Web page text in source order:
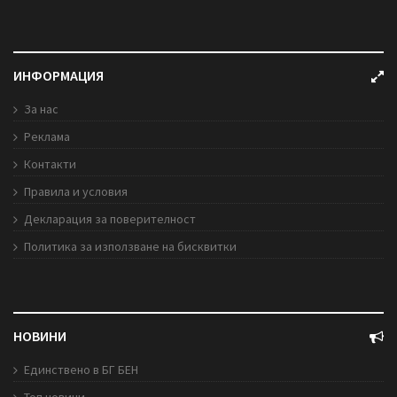
ИНФОРМАЦИЯ
За нас
Реклама
Контакти
Правила и условия
Декларация за поверителност
Политика за използване на бисквитки
НОВИНИ
Единствено в БГ БЕН